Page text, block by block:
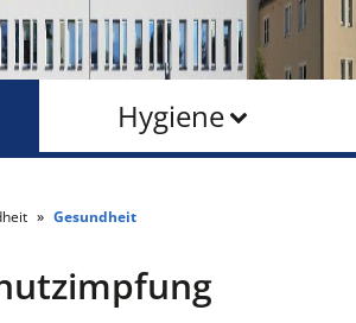
Hygiene
Gesundheit